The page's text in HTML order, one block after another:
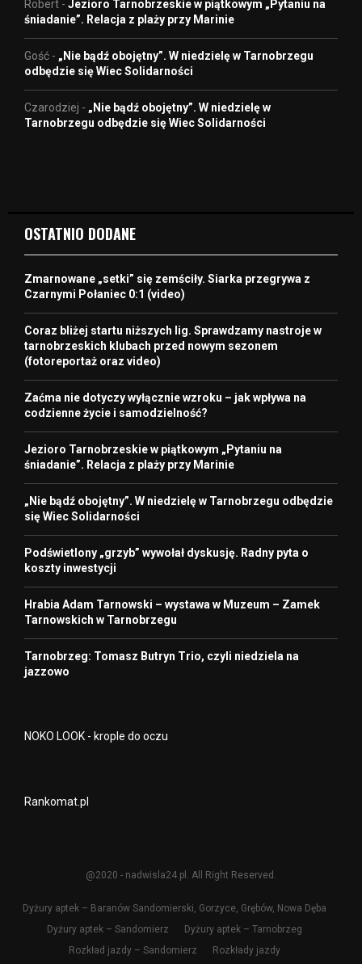
Robert - Jezioro Tarnobrzeskie w piątkowym „Pytaniu na
śniadanie”. Relacja z plaży przy Marinie
Gość - „Nie bądź obojętny”. W niedzielę w Tarnobrzegu
odbędzie się Wiec Solidarności
Czarodziej - „Nie bądź obojętny”. W niedzielę w
Tarnobrzegu odbędzie się Wiec Solidarności
OSTATNIO DODANE
Zmarnowane „setki” się zemściły. Siarka przegrywa z
Czarnymi Połaniec 0:1 (video)
Coraz bliżej startu niższych lig. Sprawdzamy nastroje w
tarnobrzeskich klubach przed nowym sezonem
(fotoreportaż oraz video)
Zaćma nie dotyczy wyłącznie wzroku – jak wpływa na
codzienne życie i samodzielność?
Jezioro Tarnobrzeskie w piątkowym „Pytaniu na
śniadanie”. Relacja z plaży przy Marinie
„Nie bądź obojętny”. W niedzielę w Tarnobrzegu odbędzie
się Wiec Solidarności
Podświetlony „grzyb” wywołał dyskusję. Radny pyta o
koszty inwestycji
Hrabia Adam Tarnowski – wystawa w Muzeum – Zamek
Tarnowskich w Tarnobrzegu
Tarnobrzeg: Tomasz Butryn Trio, czyli niedziela na
jazzowo
NOKO LOOK - krople do oczu
Rankomat.pl
@2020 - nadwisla24.pl. All Right Reserved.
Dyżury aptek – Baranów Sandomierski, Gorzyce, Grębów, Nowa Dęba
Dyżury aptek – Sandomierz
Dyżury aptek – Tarnobrzeg
Rozkład jazdy – Sandomierz
Rozkłady jazdy